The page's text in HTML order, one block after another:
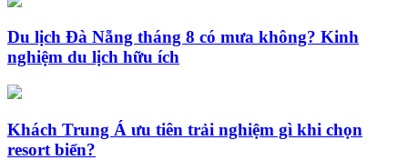
Du lịch Đà Nẵng tháng 8 có mưa không? Kinh
nghiệm du lịch hữu ích
Khách Trung Á ưu tiên trải nghiệm gì khi chọn
resort biển?